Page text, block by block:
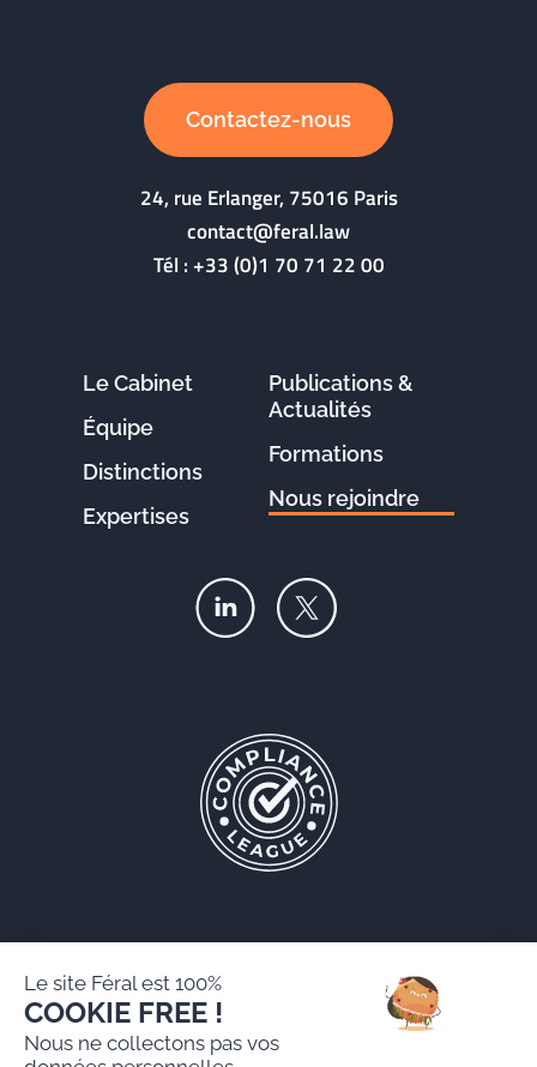
Contactez-nous
24, rue Erlanger, 75016 Paris
contact@feral.law
Tél :+33 (0)1 70 71 22 00
Le Cabinet
Équipe
Distinctions
Expertises
Publications &
Actualités
Formations
Nous rejoindre
Mentions légales
Le site Féral est 100%
COOKIE FREE !
Nous ne collectons pas vos